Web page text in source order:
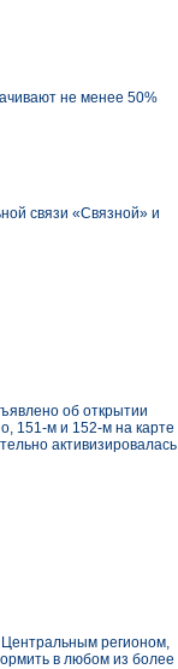
не менее 50%
связи «Связной» и
об открытии
151-м и 152-м на карте
активизировалась
регионом,
в любом из более